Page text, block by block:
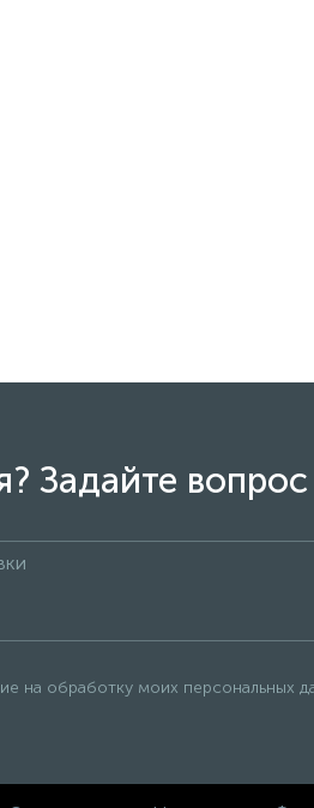
Задайте
на обработку моих персональных